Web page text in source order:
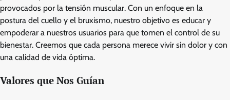
provocados por la tensión muscular. Con un enfoque en la
postura del cuello y el bruxismo, nuestro objetivo es educar y
empoderar a nuestros usuarios para que tomen el control de su
bienestar. Creemos que cada persona merece vivir sin dolor y con
una calidad de vida óptima.
Valores que Nos Guían